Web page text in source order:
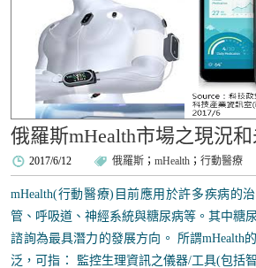
俄羅斯mHealth市場之現況
2017/6/12 俄羅斯 ；mHealth ；行動醫療
mHealth(行動醫療)目前應用於許多疾病的
管、呼吸道、神經系統與糖尿病等。其中糖
諮詢為最具潛力的發展方向。 所謂mHealth
泛，可指： 監控生理資訊之儀器/工具(包括